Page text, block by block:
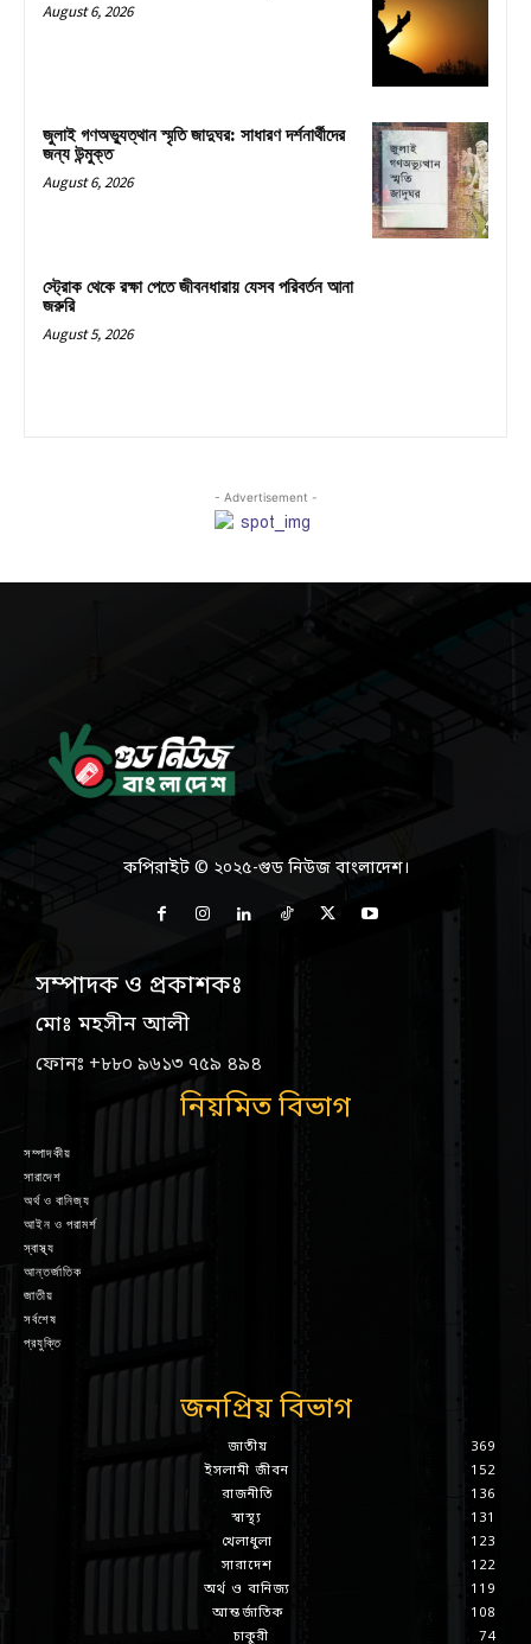
August 6, 2026
জুলাই গণঅভ্যুত্থান স্মৃতি জাদুঘর: সাধারণ দর্শনার্থীদের
জন্য উন্মুক্ত
August 6, 2026
স্ট্রোক থেকে রক্ষা পেতে জীবনধারায় যেসব পরিবর্তন আনা
জরুরি
August 5, 2026
- Advertisement -
কপিরাইট © ২০২৫-গুড নিউজ বাংলাদেশ।
সম্পাদক ও প্রকাশকঃ
মোঃ মহসীন আলী
ফোনঃ +৮৮০ ৯৬১৩ ৭৫৯ ৪৯৪
নিয়মিত বিভাগ
সম্পাদকীয়
সারাদেশ
অর্থ ও বানিজ্য
আইন ও পরামর্শ
স্বাস্থ্য
আন্তর্জাতিক
জাতীয়
সর্বশেষ
প্রযুক্তি
জনপ্রিয় বিভাগ
জাতীয়
369
ইসলামী জীবন
152
রাজনীতি
136
স্বাস্থ্য
131
খেলাধুলা
123
সারাদেশ
122
অর্থ ও বানিজ্য
119
আন্তর্জাতিক
108
চাকুরী
74